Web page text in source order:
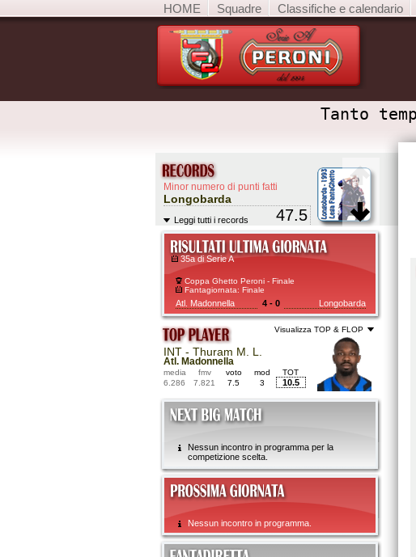
HOME Squadre Classifiche e calendario
Tanto
Leggi tutti i records
Minor numero di punti fatti
Longobarda
47.5
35a di Serie A
Coppa Ghetto Peroni - Finale
Fantagiornata: Finale
Atl. Madonnella 4 - 0 Longobarda
Visualizza TOP & FLOP
INT - Thuram M. L.
Atl. Madonnella
media fmv voto mod
TOT
6.286
7.821 7.5 3 10.5
Nessun incontro in programma per la
competizione scelta.
Nessun incontro in programma.